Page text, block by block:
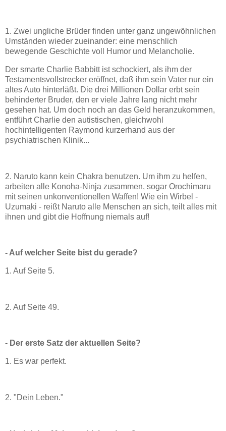
1. Zwei ungliche Brüder finden unter ganz ungewöhnlichen
Umständen wieder zueinander: eine menschlich
bewegende Geschichte voll Humor und Melancholie.
Der smarte Charlie Babbitt ist schockiert, als ihm der
Testamentsvollstrecker eröffnet, daß ihm sein Vater nur ein
altes Auto hinterläßt. Die drei Millionen Dollar erbt sein
behinderter Bruder, den er viele Jahre lang nicht mehr
gesehen hat. Um doch noch an das Geld heranzukommen,
entführt Charlie den autistischen, gleichwohl
hochintelligenten Raymond kurzerhand aus der
psychiatrischen Klinik...
2. Naruto kann kein Chakra benutzen. Um ihm zu helfen,
arbeiten alle Konoha-Ninja zusammen, sogar Orochimaru
mit seinen unkonventionellen Waffen! Wie ein Wirbel -
Uzumaki - reißt Naruto alle Menschen an sich, teilt alles mit
ihnen und gibt die Hoffnung niemals auf!
- Auf welcher Seite bist du gerade?
1. Auf Seite 5.
2. Auf Seite 49.
- Der erste Satz der aktuellen Seite?
1. Es war perfekt.
2. "Dein Leben."